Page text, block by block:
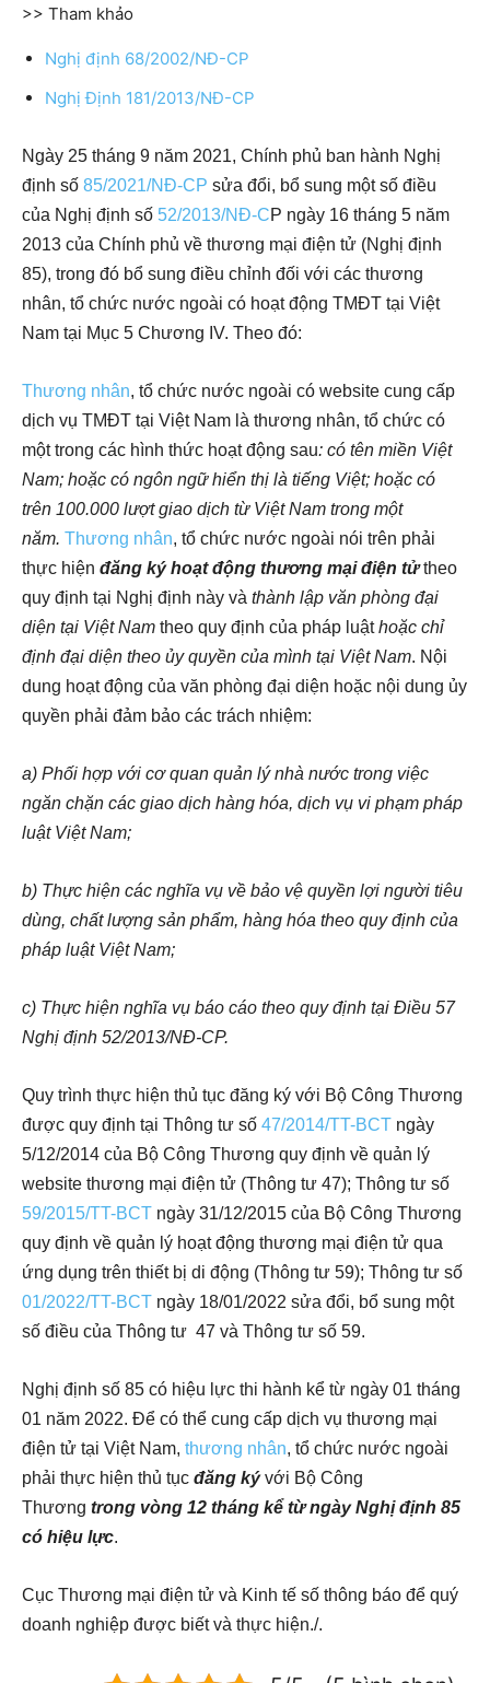
>> Tham khảo
Nghị định 68/2002/NĐ-CP
Nghị Định 181/2013/NĐ-CP
Ngày 25 tháng 9 năm 2021, Chính phủ ban hành Nghị
định số 85/2021/NĐ-CP sửa đổi, bổ sung một số điều
của Nghị định số 52/2013/NĐ-CP ngày 16 tháng 5 năm
2013 của Chính phủ về thương mại điện tử (Nghị định
85), trong đó bổ sung điều chỉnh đối với các thương
nhân, tổ chức nước ngoài có hoạt động TMĐT tại Việt
Nam tại Mục 5 Chương IV. Theo đó:
Thương nhân, tổ chức nước ngoài có website cung cấp
dịch vụ TMĐT tại Việt Nam là thương nhân, tổ chức có
một trong các hình thức hoạt động sau: có tên miền Việt
Nam; hoặc có ngôn ngữ hiển thị là tiếng Việt; hoặc có
trên 100.000 lượt giao dịch từ Việt Nam trong một
năm. Thương nhân, tổ chức nước ngoài nói trên phải
thực hiện đăng ký hoạt động thương mại điện tửtheo
quy định tại Nghị định này và thành lập văn phòng đại
diện tại Việt Nam theo quy định của pháp luậthoặc chỉ
định đại diện theo ủy quyền của mình tại Việt Nam. Nội
dung hoạt động của văn phòng đại diện hoặc nội dung ủy
quyền phải đảm bảo các trách nhiệm:
a) Phối hợp với cơ quan quản lý nhà nước trong việc
ngăn chặn các giao dịch hàng hóa, dịch vụ vi phạm pháp
luật Việt Nam;
b) Thực hiện các nghĩa vụ về bảo vệ quyền lợi người tiêu
dùng, chất lượng sản phẩm, hàng hóa theo quy định của
pháp luật Việt Nam;
c) Thực hiện nghĩa vụ báo cáo theo quy định tại Điều 57
Nghị định 52/2013/NĐ-CP.
Quy trình thực hiện thủ tục đăng ký với Bộ Công Thương
được quy định tại Thông tư số 47/2014/TT-BCT ngày
5/12/2014 của Bộ Công Thương quy định về quản lý
website thương mại điện tử (Thông tư 47); Thông tư số
59/2015/TT-BCT ngày 31/12/2015 của Bộ Công Thương
quy định về quản lý hoạt động thương mại điện tử qua
ứng dụng trên thiết bị di động (Thông tư 59); Thông tư số
01/2022/TT-BCT ngày 18/01/2022 sửa đổi, bổ sung một
số điều của Thông tư 47 và Thông tư số 59.
Nghị định số 85 có hiệu lực thi hành kể từ ngày 01 tháng
01 năm 2022. Để có thể cung cấp dịch vụ thương mại
điện tử tại Việt Nam, thương nhân, tổ chức nước ngoài
phải thực hiện thủ tục đăng kývới Bộ Công
Thương trong vòng 12 tháng kể từ ngày Nghị định 85
có hiệu lực.
Cục Thương mại điện tử và Kinh tế số thông báo để quý
doanh nghiệp được biết và thực hiện./.